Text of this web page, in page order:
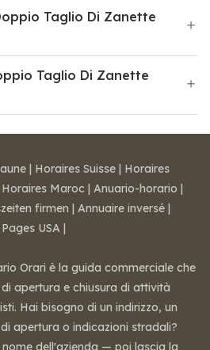
Taglio Di Zanette
Taglio Di Zanette
| Horaires Suisse | Horaires
Horaires Maroc | Anuario-horario |
firmen | Annuaire inversé |
USA |
Orari è la guida commerciale che
apertura e chiusura di attività
Hai bisogno di un indirizzo, un
apertura o indicazioni stradali?
dell'azienda — poi lascia la